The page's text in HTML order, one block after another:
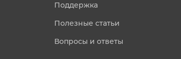
Поддержка
Полезные статьи
Вопросы и ответы